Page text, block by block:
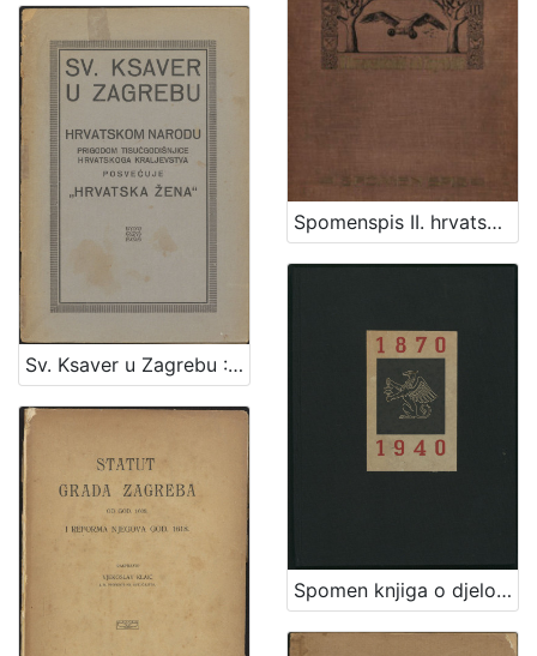
Sv. Ksaver u Zagrebu : Hrvatskom narodu prigodom tisućgodišnjice Hrvatskoga kraljevstva posvećuje / [Rudolf Horvat, Bruno Bauer]
Spomenspis II. hrvatskog svesokolskog sleta : 12.-16. kolovoza 1911. u Zagrebu / uredio Dragan Janeček
Spomen knjiga o djelovanju tipografske odnosno grafičke organizacije u Zagrebu : s prikazom tarifno-socijalnog i kulturno-stručnog djelovanja ustanova i pojedinaca proizašlih iz redova grafičkih radnika